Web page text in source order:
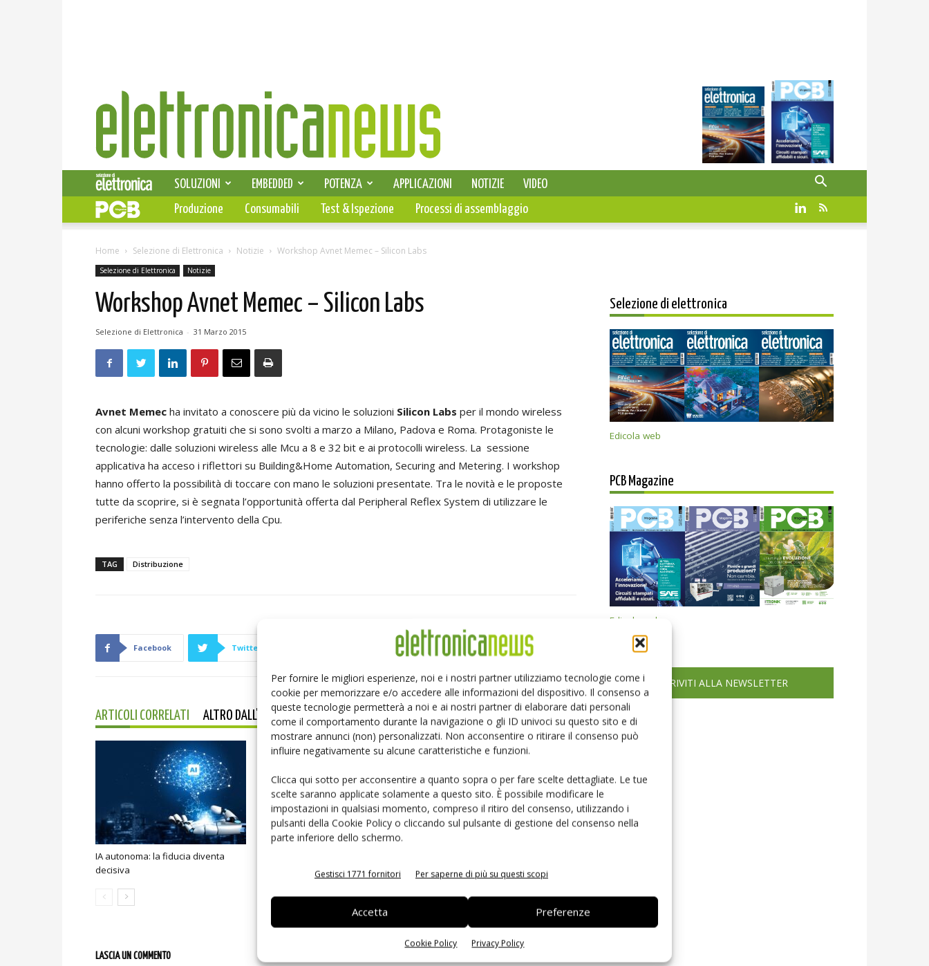
Per fornire le migliori esperienze, noi e i nostri partner utilizziamo tecnologie come i
cookie per memorizzare e/o accedere alle informazioni del dispositivo. Il consenso a
queste tecnologie permetterà a noi e ai nostri partner di elaborare dati personali
come il comportamento durante la navigazione o gli ID univoci su questo sito e di
mostrare annunci (non) personalizzati. Non acconsentire o ritirare il consenso può
influire negativamente su alcune caratteristiche e funzioni.
Clicca qui sotto per acconsentire a quanto sopra o per fare scelte dettagliate. Le tue
scelte saranno applicate solamente a questo sito. È possibile modificare le
impostazioni in qualsiasi momento, compreso il ritiro del consenso, utilizzando i
pulsanti della Cookie Policy o cliccando sul pulsante di gestione del consenso nella
parte inferiore dello schermo.
Gestisci 1771 fornitori Per saperne di più su questi scopi
Accetta Preferenze
Cookie Policy Privacy Policy
Elettronica
News
SELEZIONE DI ELETTRONICA
SOLUZIONI EMBEDDED POTENZA APPLICAZIONI NOTIZIE
VIDEO
PCB
Produzione Consumabili Test & Ispezione Processi di assemblaggio
Home Selezione di Elettronica Notizie Workshop Avnet Memec – Silicon Labs
Selezione di Elettronica Notizie
Workshop Avnet Memec – Silicon Labs
Selezione di Elettronica - 31 Marzo 2015
Avnet Memec ha invitato a conoscere più da vicino le soluzioni Silicon Labs per il mondo wireless
con alcuni workshop gratuiti che si sono svolti a marzo a Milano, Padova e Roma. Protagoniste le
tecnologie: dalle soluzioni wireless alle Mcu a 8 e 32 bit e ai protocolli wireless. La sessione
applicativa ha acceso i riflettori su Building&Home Automation, Securing and Metering. I workshop
hanno offerto la possibilità di toccare con mano le soluzioni presentate. Tra le novità e le proposte
tutte da scoprire, si è segnata l’opportunità offerta dal Peripheral Reflex System di utilizzare le
periferiche senza l’intervento della Cpu.
TAG Distribuzione
Facebook Twitter Pinterest
ARTICOLI CORRELATI ALTRO DALL'AUTORE
IA autonoma: la fiducia diventa
decisiva
sicurezza e interoperabilità
agentica per l’EDA
LASCIA UN COMMENTO
Selezione di elettronica
Edicola web
PCB Magazine
Edicola web
ISCRIVITI ALLA NEWSLETTER